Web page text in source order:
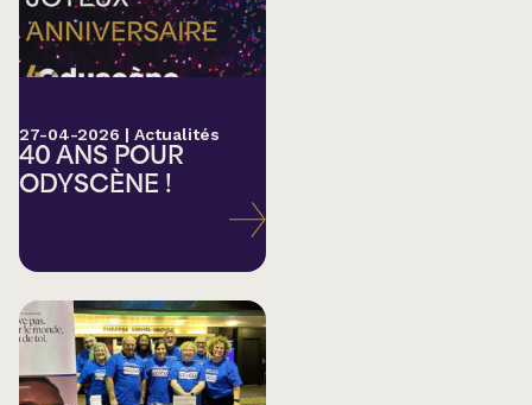
27-04-2026 | Actualités
40 ANS POUR
ODYSCÈNE !